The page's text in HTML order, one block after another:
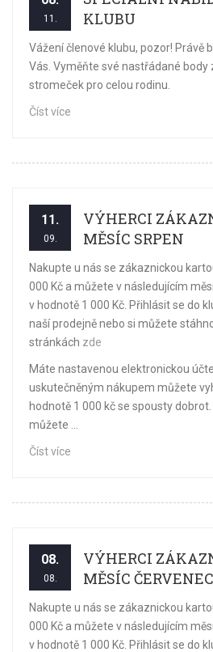
11.
KLUBU
Vážení členové klubu, pozor! Právě
Vás. Vyměňte své nastřádané body
stromeček pro celou rodinu.
Číst více
11.
09.
VÝHERCI
MĚSÍC SRPEN
Nakupte u nás se zákaznickou
000 Kč a můžete v následujícím
v hodnotě 1 000 Kč. Přihlásit se do
naší prodejně nebo si můžete
stránkách zde
Máte nastavenou elektronickou
uskutečněným nákupem můžete
hodnotě 1 000 kč se spousty
můžete ...
Číst více
08.
08.
VÝHERCI
MĚSÍC ČERVENEC
Nakupte u nás se zákaznickou
000 Kč a můžete v následujícím
v hodnotě 1 000 Kč. Přihlásit se do